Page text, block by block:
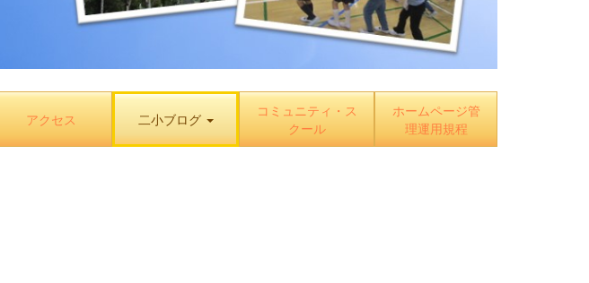
アクセス 二小ブログ
コミュニティ・ス
クール
ホームページ管
理運用規程